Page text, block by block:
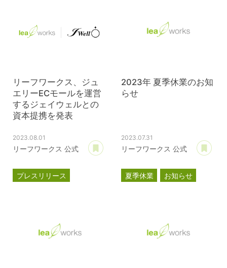
リーフワークス、ジュ
エリーECモールを運営
するジェイウェルとの
資本提携を発表
2023.08.01
リーフワークス 公式
あとで読む
プレスリリース
2023年 夏季休業のお知
らせ
2023.07.31
リーフワークス 公式
夏季休業 お知らせ